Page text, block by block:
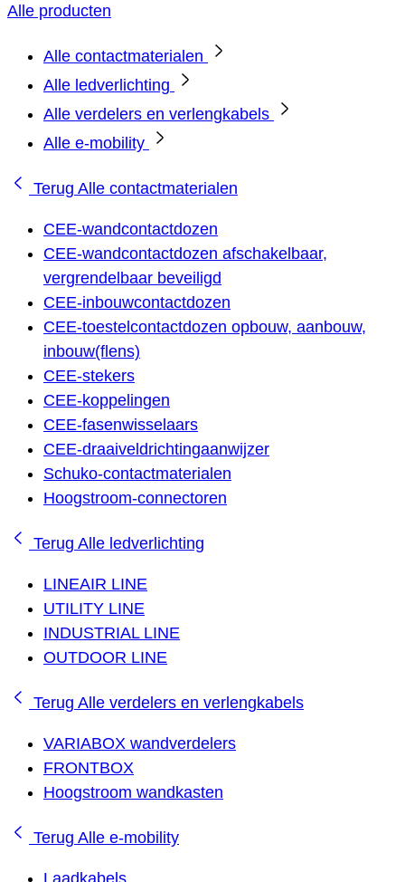
Alle producten
Alle contactmaterialen
Alle ledverlichting
Alle verdelers en verlengkabels
Alle e-mobility
Terug Alle contactmaterialen
CEE-wandcontactdozen
CEE-wandcontactdozen afschakelbaar,
vergrendelbaar beveiligd
CEE-inbouwcontactdozen
CEE-toestelcontactdozen opbouw, aanbouw,
inbouw(flens)
CEE-stekers
CEE-koppelingen
CEE-fasenwisselaars
CEE-draaiveldrichtingaanwijzer
Schuko-contactmaterialen
Hoogstroom-connectoren
Terug Alle ledverlichting
LINEAIR LINE
UTILITY LINE
INDUSTRIAL LINE
OUTDOOR LINE
Terug Alle verdelers en verlengkabels
VARIABOX wandverdelers
FRONTBOX
Hoogstroom wandkasten
Terug Alle e-mobility
Laadkabels